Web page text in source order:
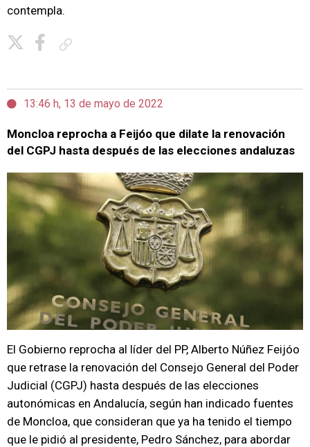
contempla.
13:46 h, 13 de mayo de 2022
Moncloa reprocha a Feijóo que dilate la renovación
del CGPJ hasta después de las elecciones andaluzas
El Gobierno reprocha al líder del PP, Alberto Núñez Feijóo
que retrase la renovación del Consejo General del Poder
Judicial (CGPJ) hasta después de las elecciones
autonómicas en Andalucía, según han indicado fuentes
de Moncloa, que consideran que ya ha tenido el tiempo
que le pidió al presidente, Pedro Sánchez, para abordar